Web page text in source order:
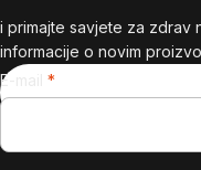
i primajte savjete za zdrav
informacije o novim
E-mail